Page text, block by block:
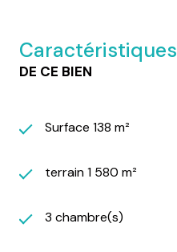
Caractéristiques
DE CE BIEN
Surface 138 m²
terrain 1 580 m²
3 chambre(s)